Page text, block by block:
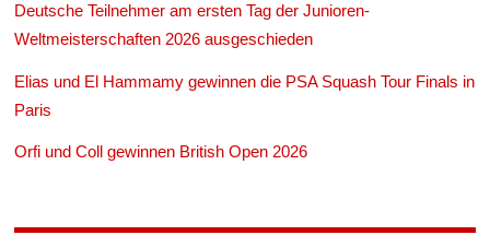
Deutsche Teilnehmer am ersten Tag der Junioren-
Weltmeisterschaften 2026 ausgeschieden
Elias und El Hammamy gewinnen die PSA Squash Tour Finals in
Paris
Orfi und Coll gewinnen British Open 2026